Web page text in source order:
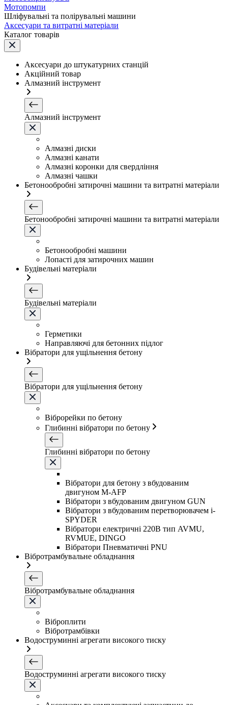
Мотопомпи
Шліфувальні та полірувальні машини
Аксесуари та витратні матеріали
Каталог товарів
Аксесуари до штукатурних станцій
Акційний товар
Алмазний інструмент
Алмазний інструмент
Алмазні диски
Алмазні канати
Алмазні коронки для свердління
Алмазні чашки
Бетонообробні затирочні машини та витратні матеріали
Бетонообробні затирочні машини та витратні матеріали
Бетонообробні машини
Лопасті для затирочних машин
Будівельні матеріали
Будівельні матеріали
Герметики
Направляючі для бетонних підлог
Вібратори для ущільнення бетону
Вібратори для ущільнення бетону
Віброрейки по бетону
Глибинні вібратори по бетону
Глибинні вібратори по бетону
Вібратори для бетону з вбудованим
двигуном M-AFP
Вібратори з вбудованим двигуном GUN
Вібратори з вбудованим перетворювачем i-
SPYDER
Вібратори електричні 220B тип AVMU,
RVMUE, DINGO
Вібратори Пневматичні PNU
Вібротрамбувальне обладнання
Вібротрамбувальне обладнання
Віброплити
Вібротрамбівки
Водоструминні агрегати високого тиску
Водоструминні агрегати високого тиску